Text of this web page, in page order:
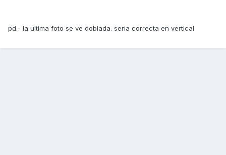
pd.- la ultima foto se ve doblada. seria correcta en vertical